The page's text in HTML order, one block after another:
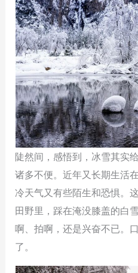
陡然间，感悟到，冰雪其实
诸多不便。近年又长期生活
冷天气又有些陌生和恐惧。
田野里，踩在淹没膝盖的白
啊、拍啊，还是兴奋不已。
了。